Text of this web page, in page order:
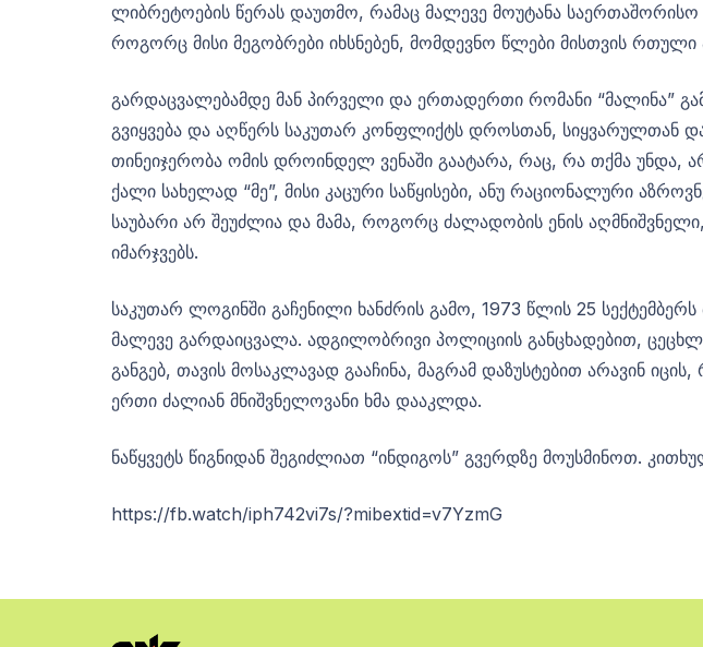
ლიბრეტოების წერას დაუთმო, რამაც მალევე მოუტანა საერთაშორისო
როგორც მისი მეგობრები იხსნებენ, მომდევნო წლები მისთვის
გარდაცვალებამდე მან პირველი და ერთადერთი რომანი “მალინა”
გვიყვება და აღწერს საკუთარ კონფლიქტს დროსთან, სიყვარულთან
თინეიჯერობა ომის დროინდელ ვენაში გაატარა, რაც, რა თქმა უნდა,
ქალი სახელად “მე”, მისი კაცური საწყისები, ანუ რაციონალური
საუბარი არ შეუძლია და მამა, როგორც ძალადობის ენის
იმარჯვებს.
საკუთარ ლოგინში გაჩენილი ხანძრის გამო, 1973 წლის 25
მალევე გარდაიცვალა. ადგილობრივი პოლიციის განცხადებით,
განგებ, თავის მოსაკლავად გააჩინა, მაგრამ დაზუსტებით არავინ
ერთი ძალიან მნიშვნელოვანი ხმა დააკლდა.
ნაწყვეტს წიგნიდან შეგიძლიათ “ინდიგოს” გვერდზე მოუსმინოთ.
https://fb.watch/iph742vi7s/?mibextid=v7YzmG